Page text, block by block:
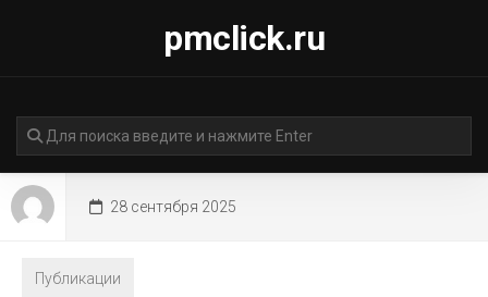
pmclick.ru
28 сентября 2025
Публикации